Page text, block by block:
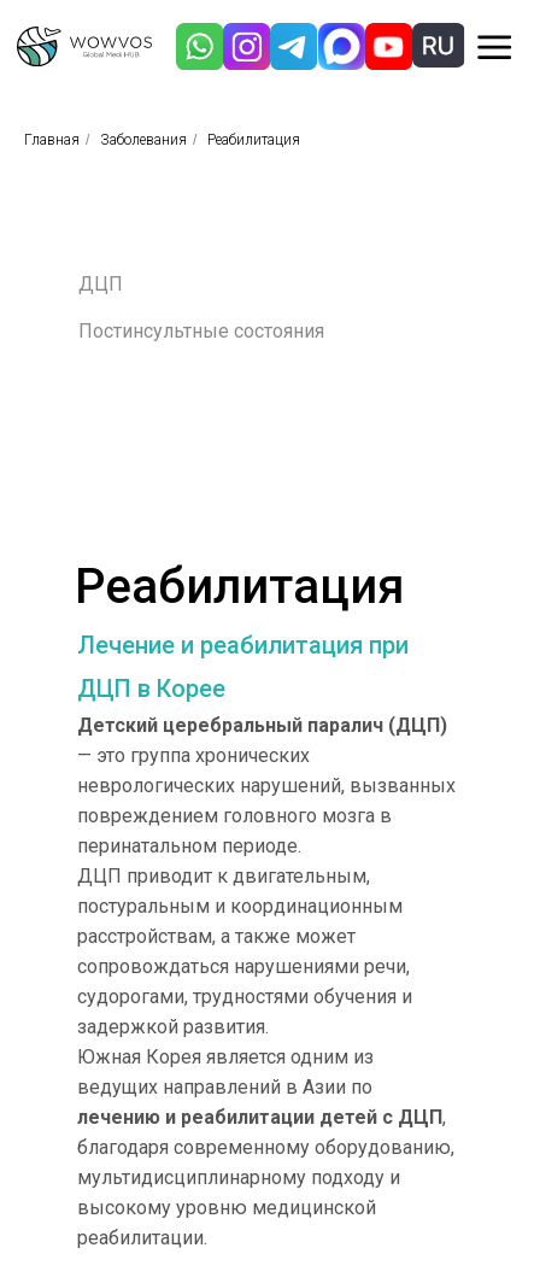
Главная / Заболевания / Реабилитация
Детский церебральный паралич (ДЦП)
— это группа хронических
неврологических нарушений, вызванных
повреждением головного мозга в
перинатальном периоде.
ДЦП приводит к двигательным,
постуральным и координационным
расстройствам, а также может
сопровождаться нарушениями речи,
судорогами, трудностями обучения и
задержкой развития.
Южная Корея является одним из
ведущих направлений в Азии по
лечению и реабилитации детей с ДЦП,
благодаря современному оборудованию,
мультидисциплинарному подходу и
высокому уровню медицинской
реабилитации.
Лечение и реабилитация при
ДЦП в Корее
Реабилитация
ДЦП
Постинсультные состояния